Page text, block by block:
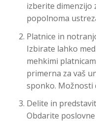
izberite dimenzijo
popolnoma
Platnice in
Izbirate lahko
mehkimi
primerna za vaš
sponko. Možnosti
Delite in
Obdarite